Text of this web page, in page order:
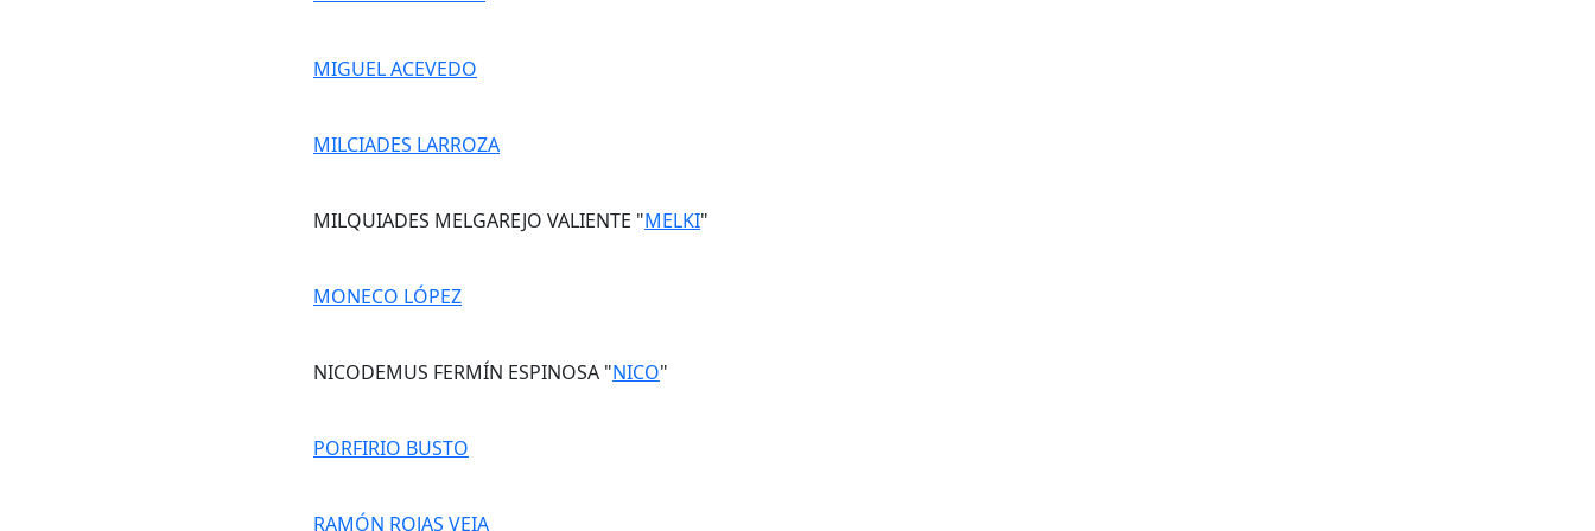
MIGUEL ACEVEDO
MILCIADES LARROZA
MILQUIADES MELGAREJO VALIENTE "MELKI"
MONECO LÓPEZ
NICODEMUS FERMÍN ESPINOSA "NICO"
PORFIRIO BUSTO
RAMÓN ROJAS VEIA